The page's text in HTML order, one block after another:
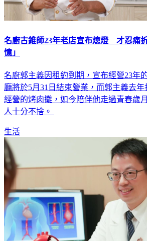
名廚古錐師23年老店宣布熄燈 才忍痛
憶」
名廚郭主義因租約到期，宣布經營23年
廳將於5月31日結束營業，而郭主義去
經營的烤肉攤，如今陪伴他走過青春歲
人十分不捨。
生活